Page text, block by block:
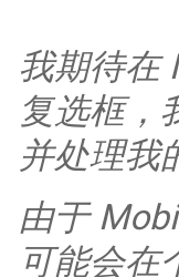
我期待在
复选框，
并处理我
由于
可能会在